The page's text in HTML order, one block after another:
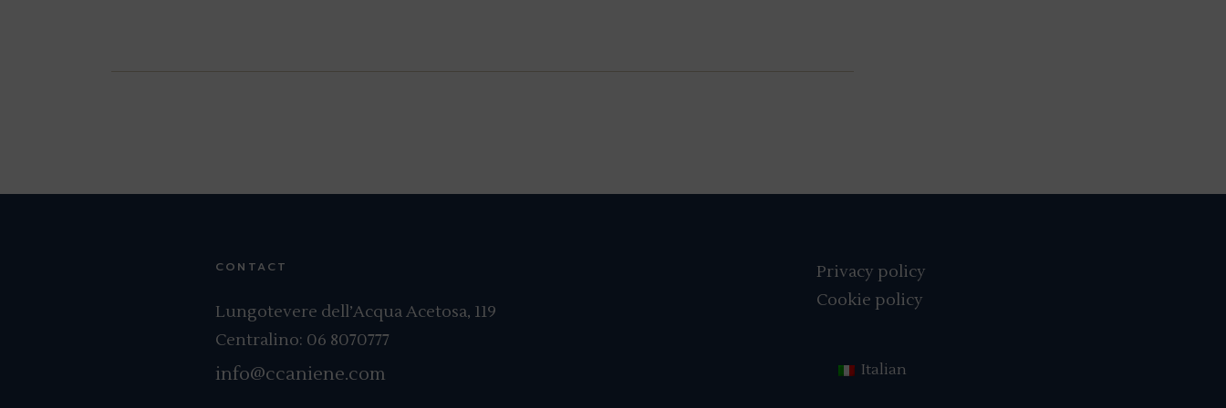
CONTACT
Lungotevere dell’Acqua Acetosa, 119
Centralino: 06 8070777
info@ccaniene.com
Privacy policy
Cookie policy
Italian